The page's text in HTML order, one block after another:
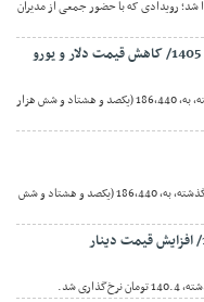
شد؛ رویدادی که با حضور جمعی از مدیران
اقتصادنیوز: قیمت دلار امروز با افزایش نسبت به روز گذشته، به، 186,440 (یکصد و هشتاد و شش هزار
اقتصادنیوز: قیمت دلار آزاد امروز با افزایش نسبت به روز گذشته، به، 186,440 (یکصد و هشتاد و شش
شد.